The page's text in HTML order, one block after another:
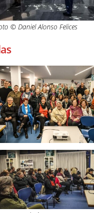
© Daniel Alonso Felices